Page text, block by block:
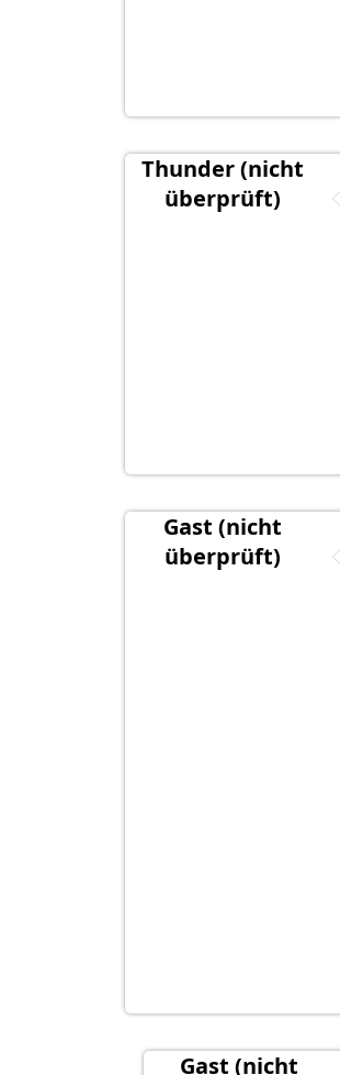
Thunder (nicht
überprüft)
Gast (nicht
überprüft)
Gast (nicht